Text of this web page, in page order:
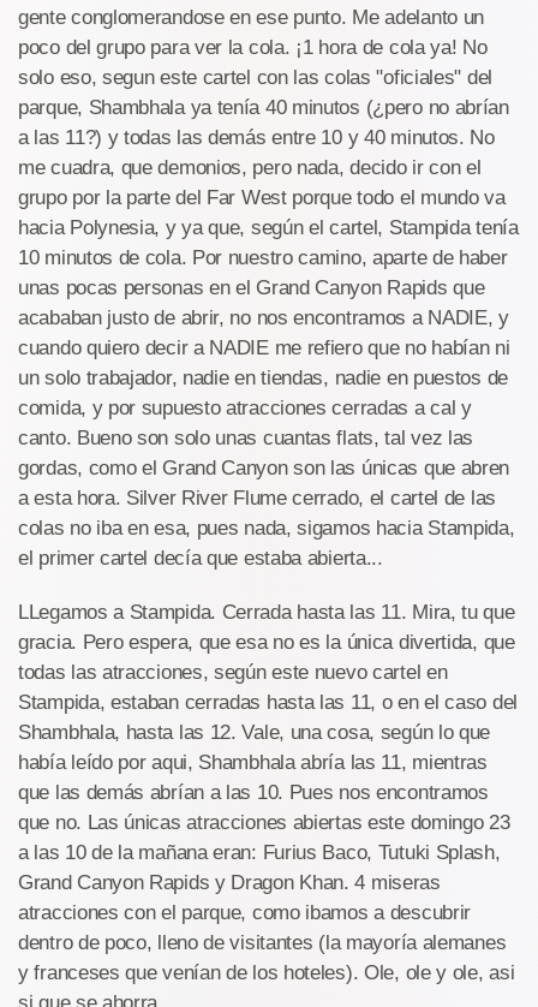
gente conglomerandose en ese punto. Me adelanto un
poco del grupo para ver la cola. ¡1 hora de cola ya! No
solo eso, segun este cartel con las colas "oficiales" del
parque, Shambhala ya tenía 40 minutos (¿pero no abrían
a las 11?) y todas las demás entre 10 y 40 minutos. No
me cuadra, que demonios, pero nada, decido ir con el
grupo por la parte del Far West porque todo el mundo va
hacia Polynesia, y ya que, según el cartel, Stampida tenía
10 minutos de cola. Por nuestro camino, aparte de haber
unas pocas personas en el Grand Canyon Rapids que
acababan justo de abrir, no nos encontramos a NADIE, y
cuando quiero decir a NADIE me refiero que no habían ni
un solo trabajador, nadie en tiendas, nadie en puestos de
comida, y por supuesto atracciones cerradas a cal y
canto. Bueno son solo unas cuantas flats, tal vez las
gordas, como el Grand Canyon son las únicas que abren
a esta hora. Silver River Flume cerrado, el cartel de las
colas no iba en esa, pues nada, sigamos hacia Stampida,
el primer cartel decía que estaba abierta...
LLegamos a Stampida. Cerrada hasta las 11. Mira, tu que
gracia. Pero espera, que esa no es la única divertida, que
todas las atracciones, según este nuevo cartel en
Stampida, estaban cerradas hasta las 11, o en el caso del
Shambhala, hasta las 12. Vale, una cosa, según lo que
había leído por aqui, Shambhala abría las 11, mientras
que las demás abrían a las 10. Pues nos encontramos
que no. Las únicas atracciones abiertas este domingo 23
a las 10 de la mañana eran: Furius Baco, Tutuki Splash,
Grand Canyon Rapids y Dragon Khan. 4 miseras
atracciones con el parque, como ibamos a descubrir
dentro de poco, lleno de visitantes (la mayoría alemanes
y franceses que venían de los hoteles). Ole, ole y ole, asi